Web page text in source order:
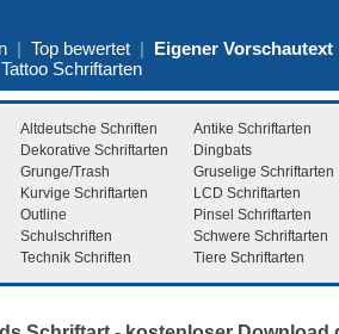
| Top bewertet | Eigener Vorschautext
Tattoo Schriftarten
Altdeutsche Schriften
Antike Schriftarten
Dekorative Schriftarten
Dingbats
Grunge/Trash
Gruselige Schriftarten
Kurvige Schriftarten
LCD Schriftarten
Outline
Pinsel Schriftarten
Schulschriften
Schwere Schriftarten
Technik Schriften Tiere Schriftarten